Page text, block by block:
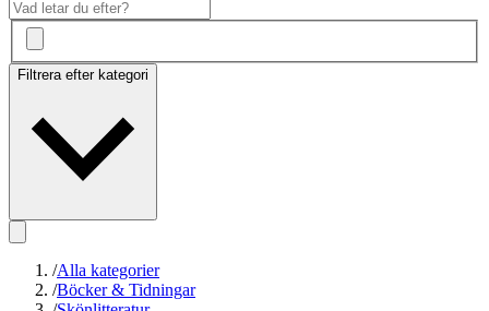
Filtrera efter kategori
/Alla kategorier
/Böcker & Tidningar